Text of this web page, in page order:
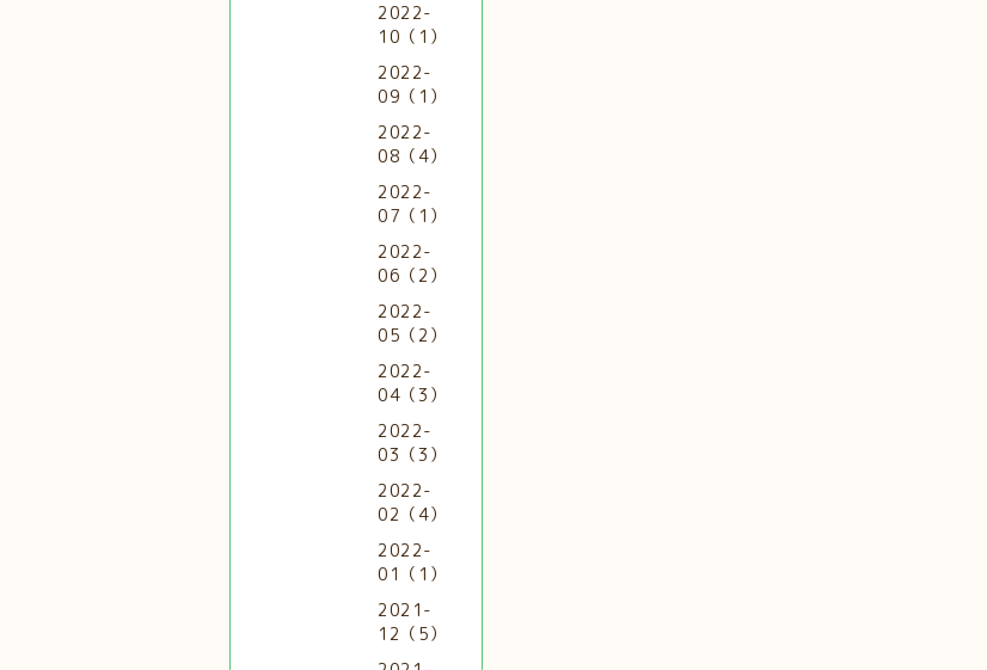
2022-
10（1）
2022-
09（1）
2022-
08（4）
2022-
07（1）
2022-
06（2）
2022-
05（2）
2022-
04（3）
2022-
03（3）
2022-
02（4）
2022-
01（1）
2021-
12（5）